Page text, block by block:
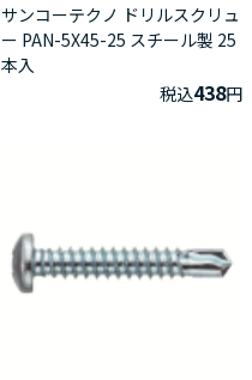
サンコーテクノ ドリルスクリュ
ー PAN-5X45-25 スチール製 25
本入
税込438円